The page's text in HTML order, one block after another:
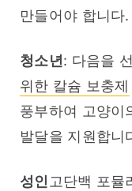
만들어야 합니다
청소년 : 다음을
위한 칼슘 보충제
풍부하여 고양이
발달을 지원합니
성인 고단백 포뮬